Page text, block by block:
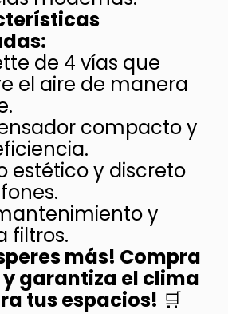
de 4 vías que
el aire de manera
compacto y
estético y discreto
y
filtros.
más! Compra
garantiza el clima
tus espacios! 🛒